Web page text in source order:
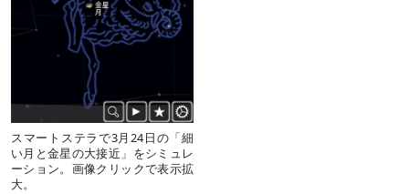
スマートステラで3月24日の「細
い月と金星の大接近」をシミュレ
ーション。画像クリックで表示拡
大。